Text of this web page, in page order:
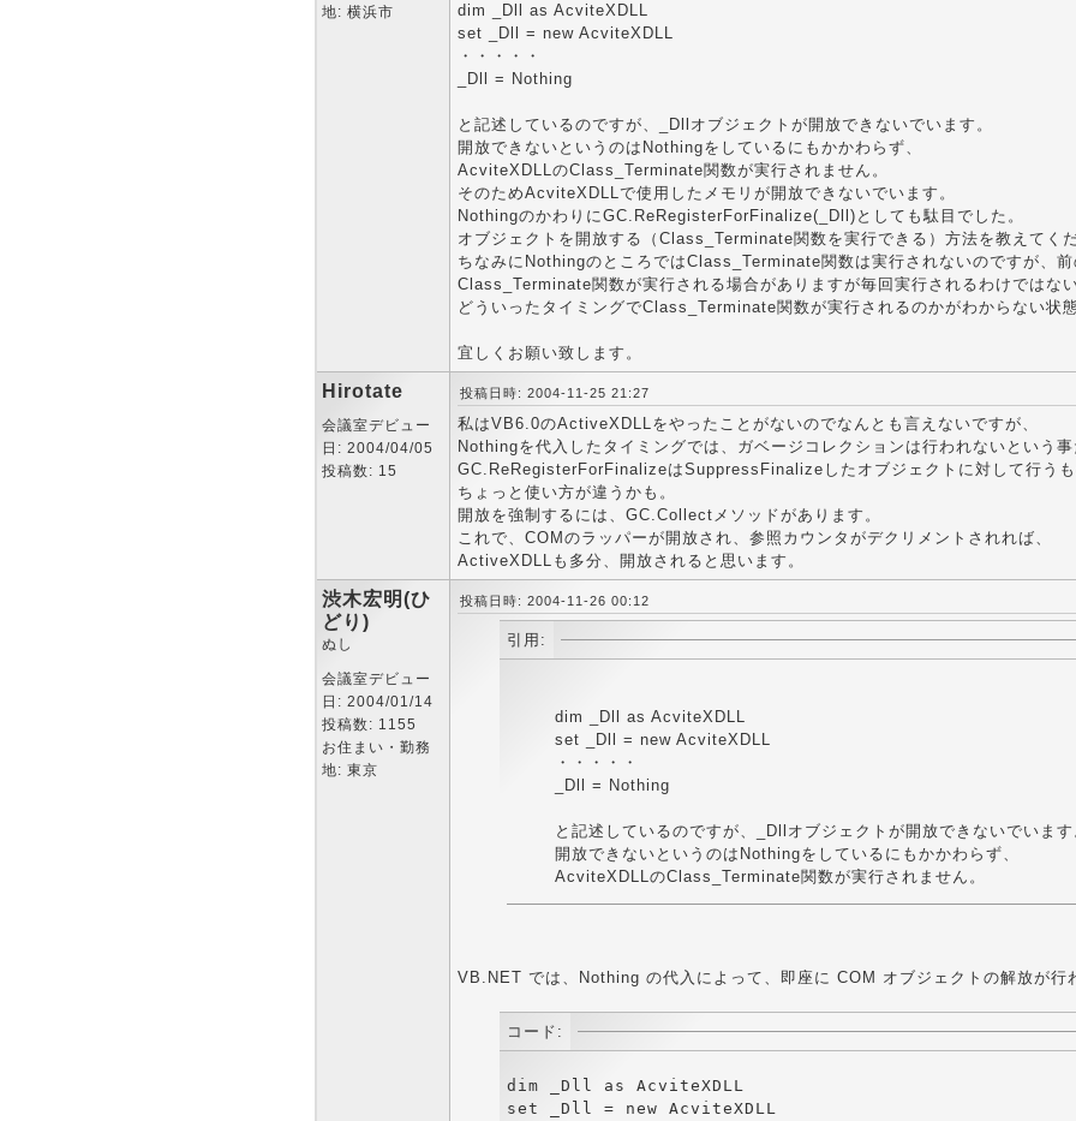
地: 横浜市
dim _Dll as AcviteXDLL
set _Dll = new AcviteXDLL
・・・・・
_Dll = Nothing
と記述しているのですが、_Dllオブジェクトが開放できないでいます。
開放できないというのはNothingをしているにもかかわらず、
AcviteXDLLのClass_Terminate関数が実行されません。
そのためAcviteXDLLで使用したメモリが開放できないでいます。
NothingのかわりにGC.ReRegisterForFinalize(_Dll)としても駄目でした。
オブジェクトを開放する（Class_Terminate関数を実行できる）方法を教えてくだ
ちなみにNothingのところではClass_Terminate関数は実行されないのですが、
Class_Terminate関数が実行される場合がありますが毎回実行されるわけではない
どういったタイミングでClass_Terminate関数が実行されるのかがわからない状態
宜しくお願い致します。
Hirotate
会議室デビュー
日: 2004/04/05
投稿数: 15
投稿日時: 2004-11-25 21:27
私はVB6.0のActiveXDLLをやったことがないのでなんとも言えないですが、
Nothingを代入したタイミングでは、ガベージコレクションは行われないという事
GC.ReRegisterForFinalizeはSuppressFinalizeしたオブジェクトに対して行うも
ちょっと使い方が違うかも。
開放を強制するには、GC.Collectメソッドがあります。
これで、COMのラッパーが開放され、参照カウンタがデクリメントされれば、
ActiveXDLLも多分、開放されると思います。
渋木宏明(ひ
どり)
ぬし
会議室デビュー
日: 2004/01/14
投稿数: 1155
お住まい・勤務
地: 東京
投稿日時: 2004-11-26 00:12
引用:
dim _Dll as AcviteXDLL
set _Dll = new AcviteXDLL
・・・・・
_Dll = Nothing
と記述しているのですが、_Dllオブジェクトが開放できないでいます
開放できないというのはNothingをしているにもかかわらず、
AcviteXDLLのClass_Terminate関数が実行されません。
VB.NET では、Nothing の代入によって、即座に COM オブジェクトの解放が行
コード:
dim _Dll as AcviteXDLL
set _Dll = new AcviteXDLL